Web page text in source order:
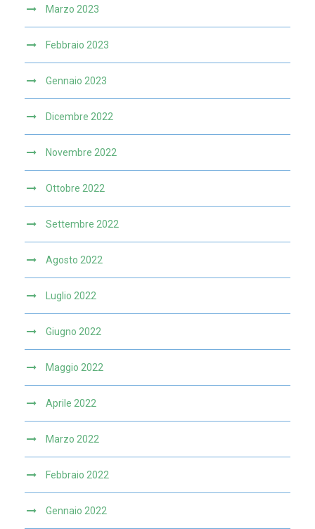
Marzo 2023
Febbraio 2023
Gennaio 2023
Dicembre 2022
Novembre 2022
Ottobre 2022
Settembre 2022
Agosto 2022
Luglio 2022
Giugno 2022
Maggio 2022
Aprile 2022
Marzo 2022
Febbraio 2022
Gennaio 2022